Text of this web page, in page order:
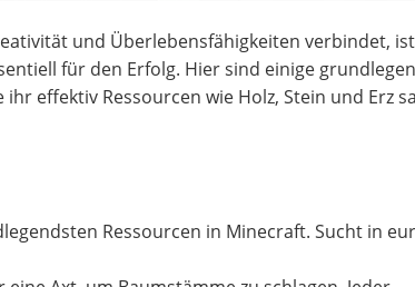
und Überlebensfähigkeiten verbindet,
für den Erfolg. Hier sind einige
ihr effektiv Ressourcen wie Holz, Stein und Erz
Ressourcen in Minecraft. Sucht in